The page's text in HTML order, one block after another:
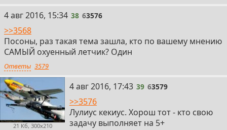
38
4 авг 2016, 15:34 38 63576
>>3568
Посоны, раз такая тема зашла, кто по вашему мнению
САМЫЙ охуенный летчик? Один
Ответы 3579
21 Кб, 300x210
39
4 авг 2016, 17:43 39 63579
>>3576
Лулиус кекиус. Хорош тот - кто свою
задачу выполняет на 5+